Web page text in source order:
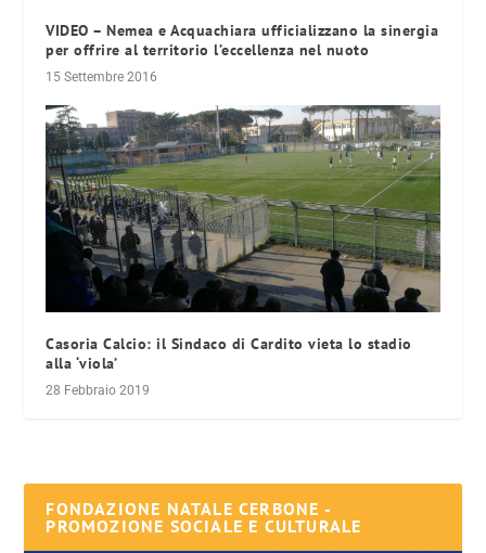
VIDEO – Nemea e Acquachiara ufficializzano la sinergia
per offrire al territorio l’eccellenza nel nuoto
15 Settembre 2016
Casoria Calcio: il Sindaco di Cardito vieta lo stadio
alla ‘viola’
28 Febbraio 2019
FONDAZIONE NATALE CERBONE -
PROMOZIONE SOCIALE E CULTURALE